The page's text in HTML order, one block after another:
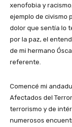
xenofobia y
ejemplo de civismo
dolor que sentía lo
por la paz, el
de mi hermano
referente.
Comencé mi
Afectados del
terrorismo y de
numerosos